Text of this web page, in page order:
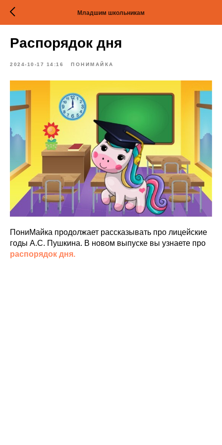
Младшим школьникам
Распорядок дня
2024-10-17 14:16 ПОНИМАЙКА
ПониМайка продолжает рассказывать про лицейские
годы А.С. Пушкина. В новом выпуске вы узнаете про
распорядок дня.